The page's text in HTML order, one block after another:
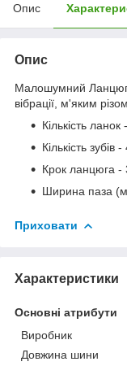
Опис
Опис
Малошумний Ланцюг
вібрації, м'яким різом.
Кількість ланок
Кількість зубів -
Крок ланцюга -
Ширина паза
Приховати
Характеристики
Основні атрибути
Виробник
Довжина шини